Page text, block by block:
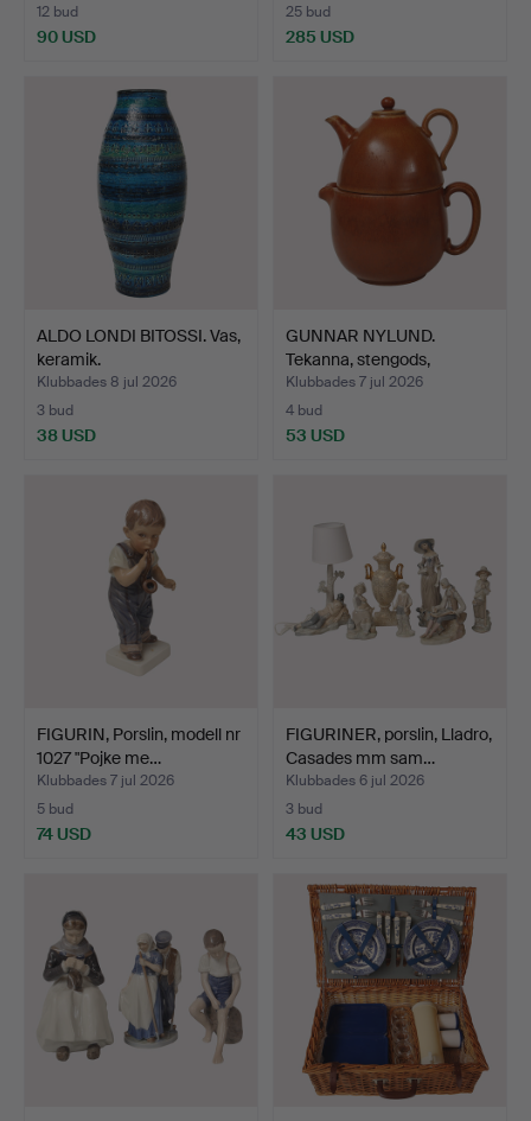
12 bud
90 USD
25 bud
285 USD
ALDO LONDI BITOSSI. Vas,
keramik.
Klubbades 8 jul 2026
3 bud
38 USD
GUNNAR NYLUND.
Tekanna, stengods,
ekorrbru…
Klubbades 7 jul 2026
4 bud
53 USD
FIGURIN, Porslin, modell nr
1027 "Pojke me…
Klubbades 7 jul 2026
5 bud
74 USD
FIGURINER, porslin, Lladro,
Casades mm sam…
Klubbades 6 jul 2026
3 bud
43 USD